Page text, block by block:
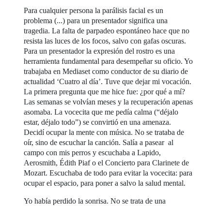
Para cualquier persona la parálisis facial es un
problema (...) para un presentador significa una
tragedia. La falta de parpadeo espontáneo hace que no
resista las luces de los focos, salvo con gafas oscuras.
Para un presentador la expresión del rostro es una
herramienta fundamental para desempeñar su oficio. Yo
trabajaba en Mediaset como conductor de su diario de
actualidad ‘Cuatro al día’. Tuve que dejar mi vocación.
La primera pregunta que me hice fue: ¿por qué a mí?
Las semanas se volvían meses y la recuperación apenas
asomaba. La vocecita que me pedía calma (“déjalo
estar, déjalo todo”) se convirtió en una amenaza.
Decidí ocupar la mente con música. No se trataba de
oír, sino de escuchar la canción. Salía a pasear al
campo con mis perros y escuchaba a Lapido,
Aerosmith, Édith Piaf o el Concierto para Clarinete de
Mozart. Escuchaba de todo para evitar la vocecita: para
ocupar el espacio, para poner a salvo la salud mental.
Yo había perdido la sonrisa. No se trata de una